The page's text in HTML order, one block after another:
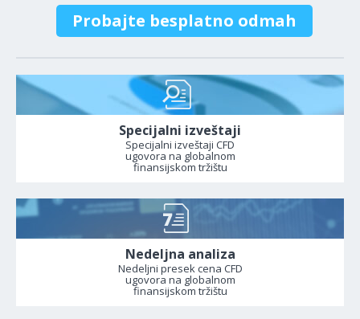
Probajte besplatno odmah
Specijalni izveštaji
Specijalni izveštaji CFD
ugovora na globalnom
finansijskom tržištu
Nedeljna analiza
Nedeljni presek cena CFD
ugovora na globalnom
finansijskom tržištu